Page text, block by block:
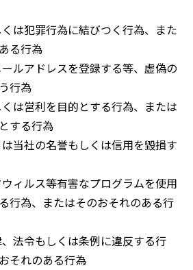
は犯罪行為に結びつく行為、また
る行為
ルアドレスを登録する等、虚偽の
行為
は営利を目的とする行為、または
する行為
当社の名誉もしくは信用を毀損す
ィルス等有害なプログラムを使用
行為、またはそのおそれのある行
法令もしくは条例に違反する行
それのある行為